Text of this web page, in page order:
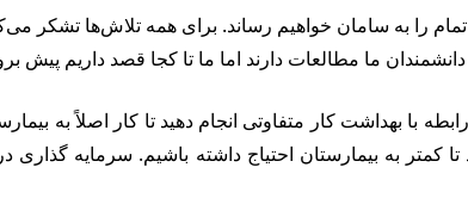
را به سامان خواهیم رساند. برای همه تلاش‌ها تشکر
ما مطالعات دارند اما ما تا کجا قصد داریم پیش
بهداشت کار متفاوتی انجام دهید تا کار اصلاً به
تا کمتر به بیمارستان احتیاج داشته باشیم. سرمایه